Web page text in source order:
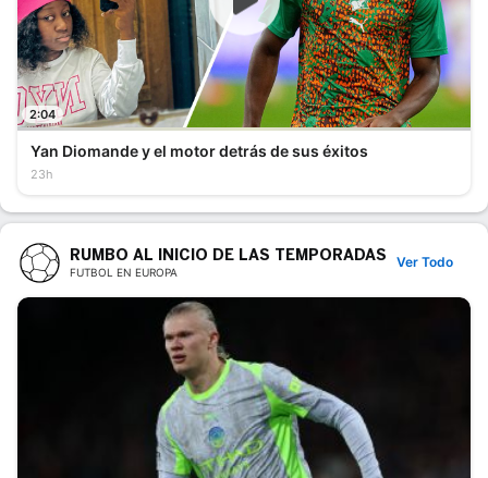
Yan Diomande y el motor detrás de sus éxitos
23h
2:04
RUMBO AL INICIO DE LAS TEMPORADAS
FUTBOL EN EUROPA
Ver Todo